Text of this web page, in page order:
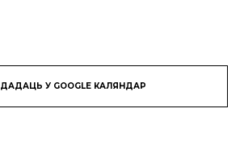
ДАДАЦЬ У GOOGLE КАЛЯНДАР